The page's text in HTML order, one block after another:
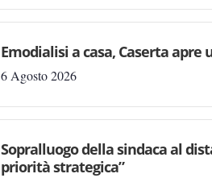
Emodialisi a casa, Caserta apre
6 Agosto 2026
Sopralluogo della sindaca al
priorità strategica”